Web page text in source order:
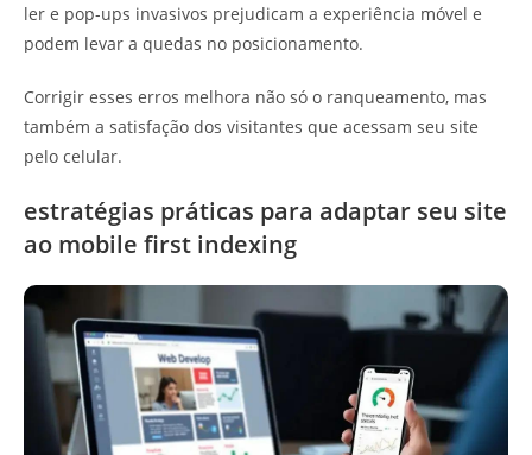
ler e pop-ups invasivos prejudicam a experiência móvel e
podem levar a quedas no posicionamento.
Corrigir esses erros melhora não só o ranqueamento, mas
também a satisfação dos visitantes que acessam seu site
pelo celular.
estratégias práticas para adaptar seu site
ao mobile first indexing